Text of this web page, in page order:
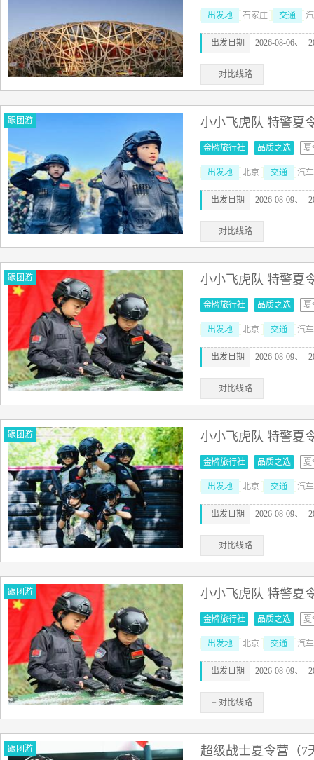
出发地 石家庄 交通
出发日期 2026-08-06、
+ 对比线路
跟团游 小小飞虎队 特警夏
金牌旅行社 品质之选 夏
出发地 北京 交通 汽
出发日期 2026-08-09、
+ 对比线路
跟团游 小小飞虎队 特警夏
金牌旅行社 品质之选 夏
出发地 北京 交通 汽
出发日期 2026-08-09、
+ 对比线路
跟团游 小小飞虎队 特警夏
金牌旅行社 品质之选 夏
出发地 北京 交通 汽
出发日期 2026-08-09、
+ 对比线路
跟团游 小小飞虎队 特警夏
金牌旅行社 品质之选 夏
出发地 北京 交通 汽
出发日期 2026-08-09、
+ 对比线路
跟团游 超级战士夏令营（7